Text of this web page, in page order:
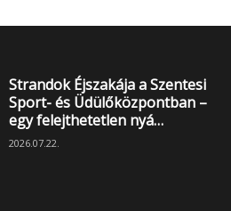
Strandok Éjszakája a Szentesi
Sport- és Üdülőközpontban –
egy felejthetetlen nyá…
2026.07.22.